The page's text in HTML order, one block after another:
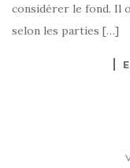
considérer le fond. Il
selon les parties […]